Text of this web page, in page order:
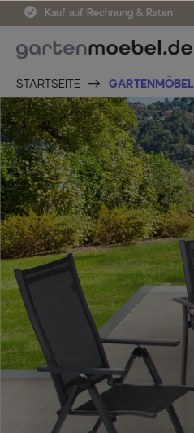
Kauf auf Rechnung & Raten
STARTSEITE GARTENMÖBEL